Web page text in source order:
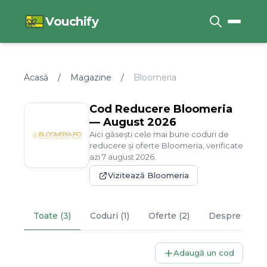
Vouchify
Acasă / Magazine / Bloomeria
Cod Reducere Bloomeria
— August 2026
Aici găsești cele mai bune coduri de
reducere și oferte Bloomeria , verificate
azi7 august 2026
Vizitează Bloomeria
Toate (3) Coduri (1) Oferte (2) Despre
Adaugă un cod